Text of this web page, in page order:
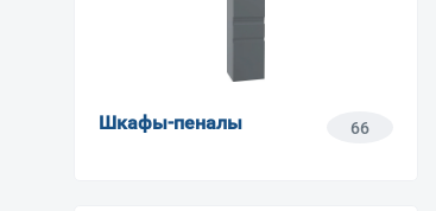
Шкафы-пеналы 66